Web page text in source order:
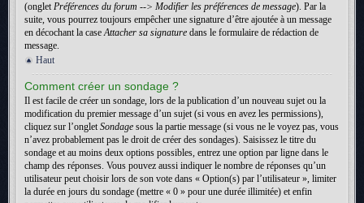
(ongletPréférences du forum --> Modifier les préférences de message). Par la
suite, vous pourrez toujours empêcher une signature d’être ajoutée à un message
en décochant la caseAttacher sa signature dans le formulaire de rédaction de
message.
Haut
Comment créer un sondage ?
Il est facile de créer un sondage, lors de la publication d’un nouveau sujet ou la
modification du premier message d’un sujet (si vous en avez les permissions),
cliquez sur l’ongletSondage sous la partie message (si vous ne le voyez pas, vous
n’avez probablement pas le droit de créer des sondages). Saisissez le titre du
sondage et au moins deux options possibles, entrez une option par ligne dans le
champ des réponses. Vous pouvez aussi indiquer le nombre de réponses qu’un
utilisateur peut choisir lors de son vote dans « Option(s) par l’utilisateur », limiter
la durée en jours du sondage (mettre « 0 » pour une durée illimitée) et enfin